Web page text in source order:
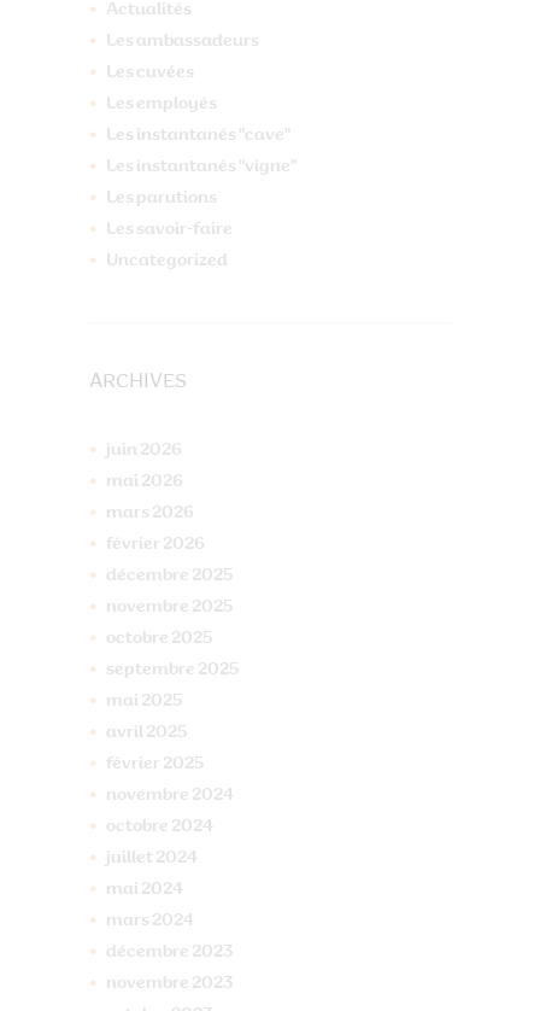
Actualités
Les ambassadeurs
Les cuvées
Les employés
Les instantanés "cave"
Les instantanés "vigne"
Les parutions
Les savoir-faire
Uncategorized
ARCHIVES
juin 2026
mai 2026
mars 2026
février 2026
décembre 2025
novembre 2025
octobre 2025
septembre 2025
mai 2025
avril 2025
février 2025
novembre 2024
octobre 2024
juillet 2024
mai 2024
mars 2024
décembre 2023
novembre 2023